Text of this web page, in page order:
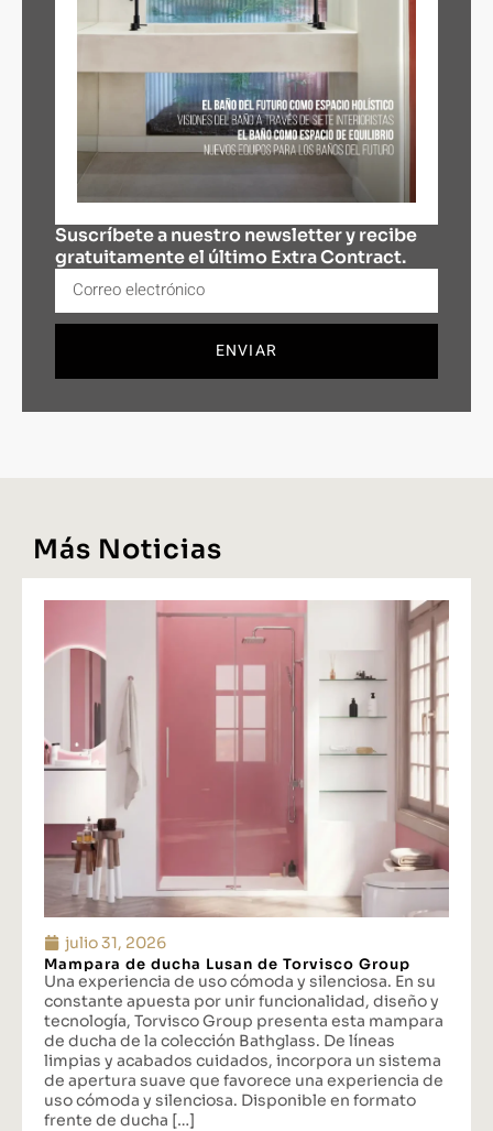
Suscríbete a nuestro newsletter y recibe
gratuitamente el último Extra Contract.
ENVIAR
Más Noticias
julio 31, 2026
Mampara de ducha Lusan de Torvisco Group
Una experiencia de uso cómoda y silenciosa. En su
constante apuesta por unir funcionalidad, diseño y
tecnología, Torvisco Group presenta esta mampara
de ducha de la colección Bathglass. De líneas
limpias y acabados cuidados, incorpora un sistema
de apertura suave que favorece una experiencia de
uso cómoda y silenciosa. Disponible en formato
frente de ducha […]